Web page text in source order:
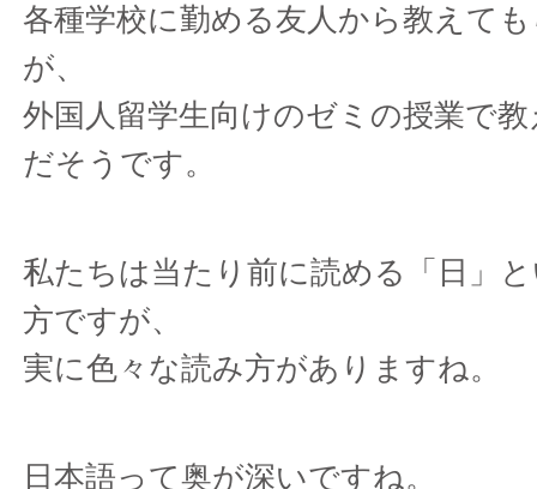
各種学校に勤める友人から教えて
が、
外国人留学生向けのゼミの授業で
だそうです。
私たちは当たり前に読める「日」
方ですが、
実に色々な読み方がありますね。
日本語って奥が深いですね。